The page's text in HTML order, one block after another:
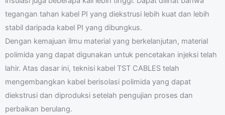
tegangan tahan kabel PI yang diekstrusi lebih kuat dan lebih
stabil daripada kabel PI yang dibungkus.
Dengan kemajuan ilmu material yang berkelanjutan, material
polimida yang dapat digunakan untuk pencetakan injeksi telah
lahir. Atas dasar ini, teknisi kabel TST CABLES telah
mengembangkan kabel berisolasi polimida yang dapat
diekstrusi dan diproduksi setelah pengujian proses dan
perbaikan berulang.